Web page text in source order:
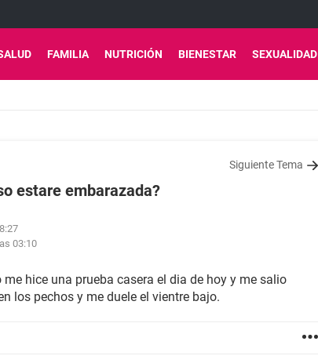
FAMILIA NUTRICIÓN BIENESTAR SEXUALIDAD
Siguiente Tema
estare embarazada?
03:10
hice una prueba casera el dia de hoy y me salio
los pechos y me duele el vientre bajo.